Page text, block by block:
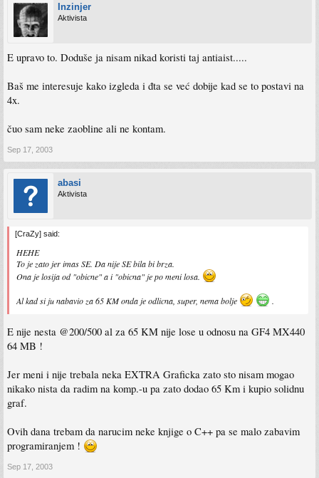
Inzinjer
Aktivista
E upravo to. Doduše ja nisam nikad koristi taj antiaist.....
Baš me interesuje kako izgleda i đta se već dobije kad se to postavi na
4x.
čuo sam neke zaobline ali ne kontam.
Sep 17, 2003
abasi
Aktivista
[CraZy] said:
HEHE
To je zato jer imas SE. Da nije SE bila bi brza.
Ona je losija od "obicne" a i "obicna" je po meni losa.
Al kad si ju nabavio za 65 KM onda je odlicna, super, nema bolje .
E nije nesta @200/500 al za 65 KM nije lose u odnosu na GF4 MX440
64 MB !
Jer meni i nije trebala neka EXTRA Graficka zato sto nisam mogao
nikako nista da radim na komp.-u pa zato dodao 65 Km i kupio solidnu
graf.
Ovih dana trebam da narucim neke knjige o C++ pa se malo zabavim
programiranjem !
Sep 17, 2003